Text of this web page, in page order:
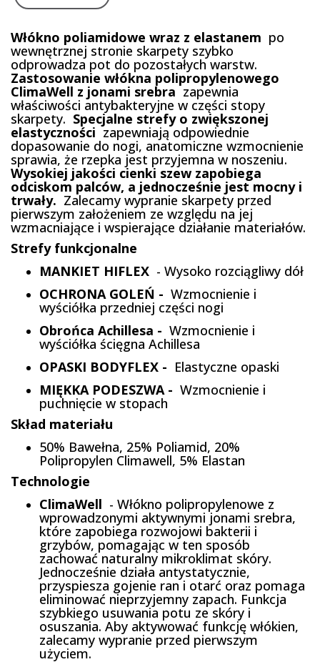
Włókno poliamidowe wraz z elastanem po
wewnętrznej stronie skarpety szybko
odprowadza pot do pozostałych warstw.
Zastosowanie włókna polipropylenowego
ClimaWell z jonami srebra zapewnia
właściwości antybakteryjne w części stopy
skarpety. Specjalne strefy o zwiększonej
elastyczności zapewniają odpowiednie
dopasowanie do nogi, anatomiczne wzmocnienie
sprawia, że rzepka jest przyjemna w noszeniu.
Wysokiej jakości cienki szew zapobiega
odciskom palców, a jednocześnie jest mocny i
trwały. Zalecamy wypranie skarpety przed
pierwszym założeniem ze względu na jej
wzmacniające i wspierające działanie materiałów.
Strefy funkcjonalne
MANKIET HIFLEX - Wysoko rozciągliwy dół
OCHRONA GOLEŃ - Wzmocnienie i
wyściółka przedniej części nogi
Obrońca Achillesa - Wzmocnienie i
wyściółka ścięgna Achillesa
OPASKI BODYFLEX - Elastyczne opaski
MIĘKKA PODESZWA - Wzmocnienie i
puchnięcie w stopach
Skład materiału
50% Bawełna, 25% Poliamid, 20%
Polipropylen Climawell, 5% Elastan
Technologie
ClimaWell - Włókno polipropylenowe z
wprowadzonymi aktywnymi jonami srebra,
które zapobiega rozwojowi bakterii i
grzybów, pomagając w ten sposób
zachować naturalny mikroklimat skóry.
Jednocześnie działa antystatycznie,
przyspiesza gojenie ran i otarć oraz pomaga
eliminować nieprzyjemny zapach. Funkcja
szybkiego usuwania potu ze skóry i
osuszania. Aby aktywować funkcję włókien,
zalecamy wypranie przed pierwszym
użyciem.